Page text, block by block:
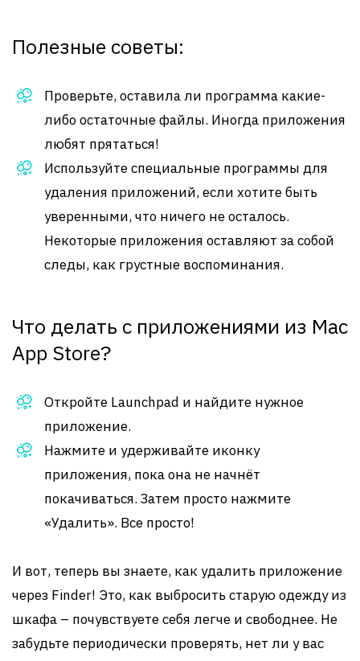
Полезные советы:
Проверьте, оставила ли программа какие-
либо остаточные файлы. Иногда приложения
любят прятаться!
Используйте специальные программы для
удаления приложений, если хотите быть
уверенными, что ничего не осталось.
Некоторые приложения оставляют за собой
следы, как грустные воспоминания.
Что делать с приложениями из Mac
App Store?
Откройте Launchpad и найдите нужное
приложение.
Нажмите и удерживайте иконку
приложения, пока она не начнёт
покачиваться. Затем просто нажмите
«Удалить». Все просто!
И вот, теперь вы знаете, как удалить приложение
через Finder! Это, как выбросить старую одежду из
шкафа – почувствуете себя легче и свободнее. Не
забудьте периодически проверять, нет ли у вас